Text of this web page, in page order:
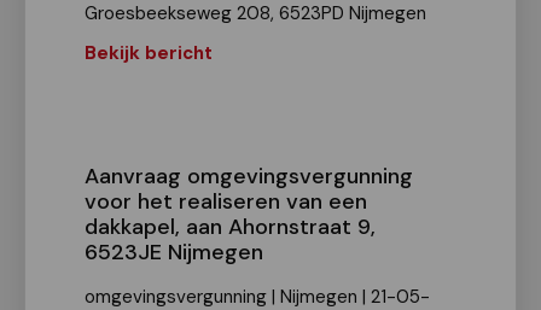
Groesbeekseweg 208, 6523PD Nijmegen
Bekijk bericht
Aanvraag omgevingsvergunning
voor het realiseren van een
dakkapel, aan Ahornstraat 9,
6523JE Nijmegen
omgevingsvergunning | Nijmegen | 21-05-